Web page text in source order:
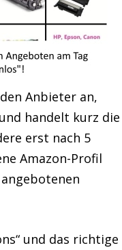
Anbieter an,
handelt kurz die
erst nach 5
Amazon-Profil
und das richtige